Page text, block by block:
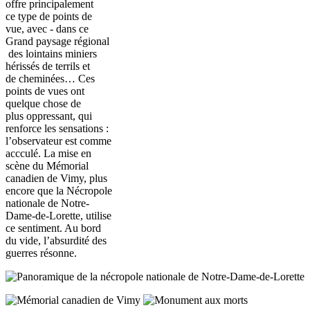
offre principalement
ce type de points de
vue, avec - dans ce
Grand paysage régional
des lointains miniers
hérissés de terrils et
de cheminées… Ces
points de vues ont
quelque chose de
plus oppressant, qui
renforce les sensations :
l’observateur est comme
accculé. La mise en
scène du Mémorial
canadien de Vimy, plus
encore que la Nécropole
nationale de Notre-
Dame-de-Lorette, utilise
ce sentiment. Au bord
du vide, l’absurdité des
guerres résonne.